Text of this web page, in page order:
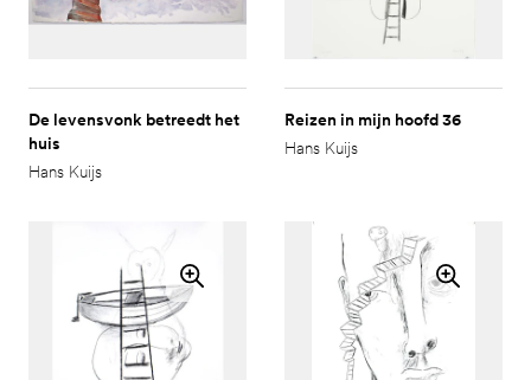
De levensvonk betreedt het
huis
Hans Kuijs
Reizen in mijn hoofd 36
Hans Kuijs